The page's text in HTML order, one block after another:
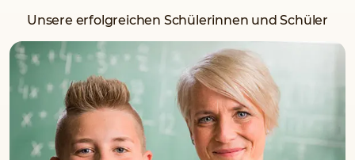
Unsere erfolgreichen Schülerinnen und Schüler